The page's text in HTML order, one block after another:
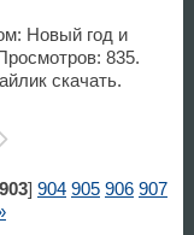
Новый год и
835.
скачать.
] 904 905 906 907